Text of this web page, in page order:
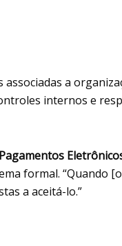
a
internos e
formal. “Quando
a aceitá-lo.”